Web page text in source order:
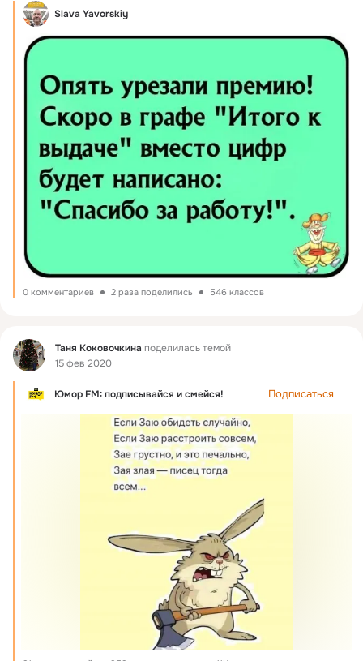
Slava Yavorskiy
0 комментариев 2 раза поделились 546 классов
Фид Таня Коковочкина поделилась темой
15 фев 2020
Юмор FM: подписывайся и смейся! Подписаться